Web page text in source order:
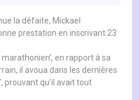
la défaite, Mickael
prestation en inscrivant 23
en rapport à sa
il avoua dans les dernières
prouvant qu’il avait tout